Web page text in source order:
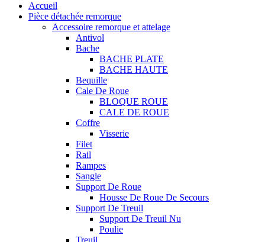
Accueil
Pièce détachée remorque
Accessoire remorque et attelage
Antivol
Bache
BACHE PLATE
BACHE HAUTE
Bequille
Cale De Roue
BLOQUE ROUE
CALE DE ROUE
Coffre
Visserie
Filet
Rail
Rampes
Sangle
Support De Roue
Housse De Roue De Secours
Support De Treuil
Support De Treuil Nu
Poulie
Treuil